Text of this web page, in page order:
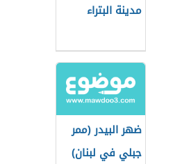
مدينة البتراء
ضهر البيدر (ممر
جبلي في لبنان)